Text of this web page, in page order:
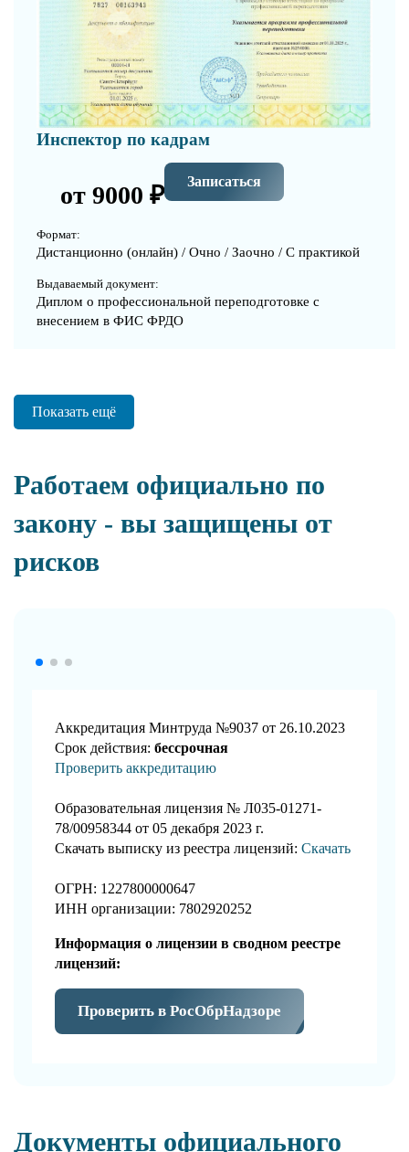
Инспектор по кадрам
от 9000 ₽ Записаться
Формат:
Дистанционно (онлайн) / Очно / Заочно / С практикой
Выдаваемый документ:
Диплом о профессиональной переподготовке с
внесением в ФИС ФРДО
Показать ещё
Работаем официально по
закону - вы защищены от
рисков
Аккредитация Минтруда №9037 от 26.10.2023
Срок действия: бессрочная
Проверить аккредитацию
Образовательная лицензия № Л035-01271-
78/00958344 от 05 декабря 2023 г.
Скачать выписку из реестра лицензий: Скачать
ОГРН: 1227800000647
ИНН организации: 7802920252
Информация о лицензии в сводном реестре
лицензий:
Проверить в РосОбрНадзоре
Документы официального